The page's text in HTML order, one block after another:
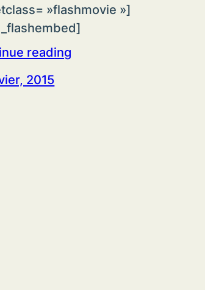
»flashmovie »]
reading
2015